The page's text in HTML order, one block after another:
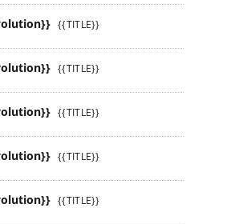
{{TITLE}}
{{TITLE}}
{{TITLE}}
{{TITLE}}
{{TITLE}}